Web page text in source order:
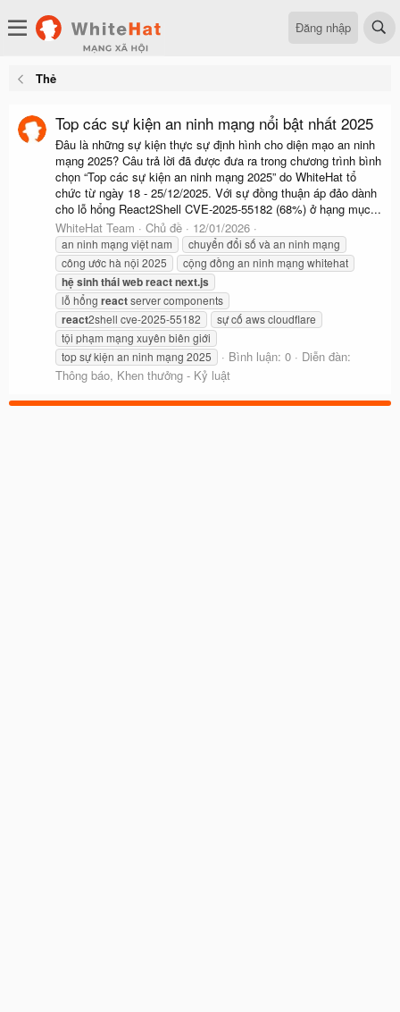
Đăng nhập
Thẻ
Top các sự kiện an ninh mạng nổi bật nhất 2025
Đâu là những sự kiện thực sự định hình cho diện mạo an ninh
mạng 2025? Câu trả lời đã được đưa ra trong chương trình bình
chọn “Top các sự kiện an ninh mạng 2025” do WhiteHat tổ
chức từ ngày 18 - 25/12/2025. Với sự đồng thuận áp đảo dành
cho lỗ hổng React2Shell CVE-2025-55182 (68%) ở hạng mục...
WhiteHat Team
Chủ đề 12/01/2026
an ninh mạng việt nam
chuyển đổi số và an ninh mạng
công ước hà nội 2025
cộng đồng an ninh mạng whitehat
hệsinhtháiwebreactnext.js
lỗ hổng reactserver components
react2shell cve-2025-55182
sự cố aws cloudflare
tội phạm mạng xuyên biên giới
top sự kiện an ninh mạng 2025
Bình luận: 0
Diễn đàn:
Thông báo, Khen thưởng - Kỷ luật